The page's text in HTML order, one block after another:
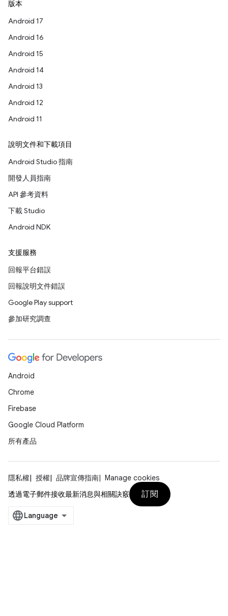
版本
Android 17
Android 16
Android 15
Android 14
Android 13
Android 12
Android 11
說明文件和下載項目
Android Studio 指南
開發人員指南
API 參考資料
下載 Studio
Android NDK
支援服務
回報平台錯誤
回報說明文件錯誤
Google Play support
參加研究調查
Android
Chrome
Firebase
Google Cloud Platform
所有產品
隱私權 授權 品牌宣傳指南
Manage cookies
透過電子郵件接收最新消息與相關訣竅
訂閱